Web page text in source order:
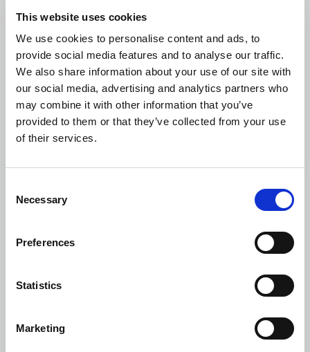
This website uses cookies
We use cookies to personalise content and ads, to
provide social media features and to analyse our traffic.
We also share information about your use of our site with
our social media, advertising and analytics partners who
may combine it with other information that you’ve
provided to them or that they’ve collected from your use
of their services.
Selection
Necessary
Preferences
Statistics
Marketing